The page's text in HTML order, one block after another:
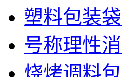
塑料包装
号称理性